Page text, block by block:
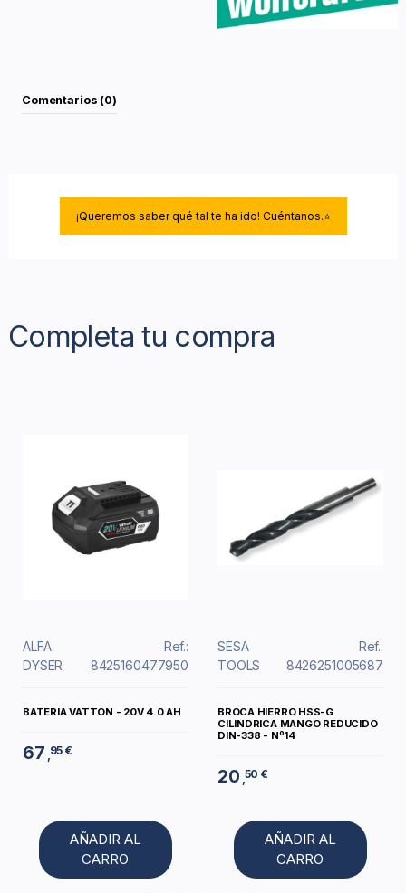
Comentarios (0)
¡Queremos saber qué tal te ha ido! Cuéntanos.⭐
Completa tu compra
ALFA
DYSER
Ref.:
8425160477950
BATERIA VATTON - 20V 4.0 AH
67 ,95 €
AÑADIR AL
CARRO
SESA
TOOLS
Ref.:
8426251005687
BROCA HIERRO HSS-G
CILINDRICA MANGO REDUCIDO
DIN-338 - Nº14
20 ,50 €
AÑADIR AL
CARRO